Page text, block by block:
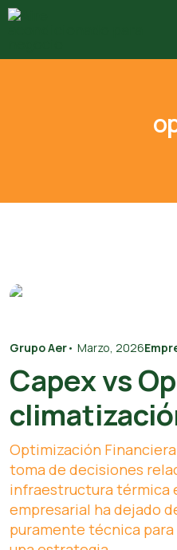
Grupo Aer• Marzo, 2026
Capex vs
Optimización
toma de decisiones
infraestructura térmica
empresarial ha dejado
puramente técnica